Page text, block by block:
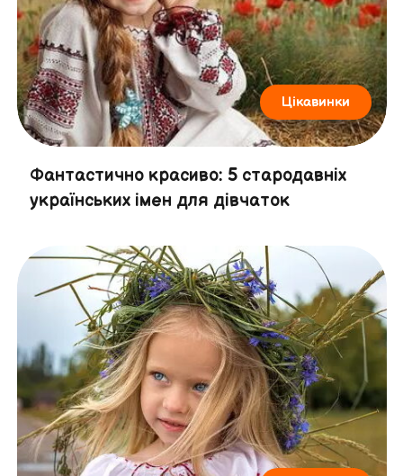
Цікавинки
Фантастично красиво: 5 стародавніх
українських імен для дівчаток